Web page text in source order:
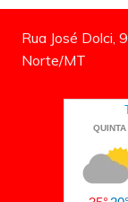
Rua José Dolci,
Norte/MT